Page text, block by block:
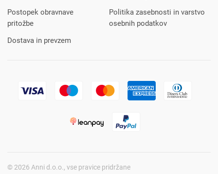
Postopek obravnave
pritožbe
Politika zasebnosti in varstvo
osebnih podatkov
Dostava in prevzem
© 2026 Anni d.o.o., vse pravice pridržane